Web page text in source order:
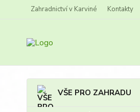
Zahradnictví v Karviné Kontakty
VŠE PRO ZAHRADU